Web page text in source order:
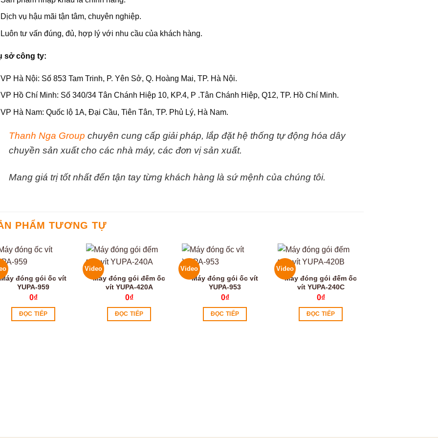
Dịch vụ hậu mãi tận tâm, chuyên nghiệp.
Luôn tư vấn đúng, đủ, hợp lý với nhu cầu của khách hàng.
sở công ty:
VP Hà Nội: Số 853 Tam Trinh, P. Yên Sở, Q. Hoàng Mai, TP. Hà Nội.
VP Hồ Chí Minh: Số 340/34 Tân Chánh Hiệp 10, KP.4, P .Tân Chánh Hiệp, Q12, TP. Hồ Chí Minh.
VP Hà Nam: Quốc lộ 1A, Đại Cầu, Tiên Tân, TP. Phủ Lý, Hà Nam.
Thanh Nga Group chuyên cung cấp giải pháp, lắp đặt hệ thống tự động hóa dây
chuyền sản xuất cho các nhà máy, các đơn vị sản xuất.
Mang giá trị tốt nhất đến tận tay từng khách hàng là sứ mệnh của chúng tôi.
PHẨM TƯƠNG TỰ
Máy đóng gói ốc vít
YUPA-959
0₫
ĐỌC TIẾP
Video
Máy đóng gói đếm ốc
vít YUPA-420A
0₫
ĐỌC TIẾP
Video
Máy đóng gói ốc vít
YUPA-953
0₫
ĐỌC TIẾP
Video
Máy đóng gói đếm ốc
vít YUPA-240C
0₫
ĐỌC TIẾP